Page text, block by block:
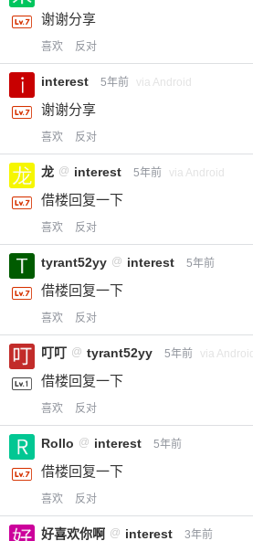
谢谢分享
喜欢 反对
interest 5年前 via Android
谢谢分享
喜欢 反对
龙 @ interest 5年前 via Android
借楼回复一下
喜欢 反对
tyrant52yy @ interest 5年前
借楼回复一下
喜欢 反对
叮叮 @ tyrant52yy 5年前 via Android
借楼回复一下
喜欢 反对
Rollo @ interest 5年前
借楼回复一下
喜欢 反对
好喜欢你啊 @ interest 3年前